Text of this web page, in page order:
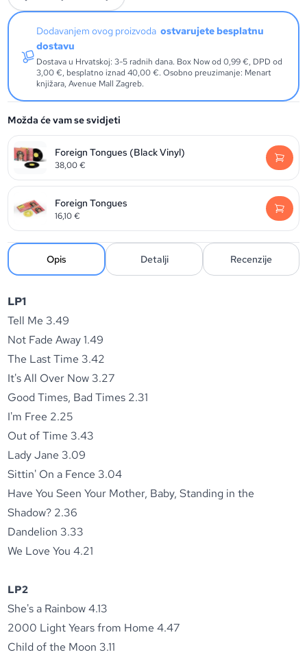
Dodavanjem ovog proizvodaostvarujete besplatnu
dostavu
Dostava u Hrvatskoj: 3-5 radnih dana. Box Now od 0,99 €, DPD od
3,00 €, besplatno iznad 40,00 €. Osobno preuzimanje: Menart
knjižara, Avenue Mall Zagreb.
Možda će vam se svidjeti
Foreign Tongues (Black Vinyl)
38,00€
Foreign Tongues
16,10€
Opis Detalji Recenzije
LP1
Tell Me 3.49
Not Fade Away 1.49
The Last Time 3.42
It's All Over Now 3.27
Good Times, Bad Times 2.31
I'm Free 2.25
Out of Time 3.43
Lady Jane 3.09
Sittin' On a Fence 3.04
Have You Seen Your Mother, Baby, Standing in the
Shadow? 2.36
Dandelion 3.33
We Love You 4.21
LP2
She's a Rainbow 4.13
2000 Light Years from Home 4.47
Child of the Moon 3.11